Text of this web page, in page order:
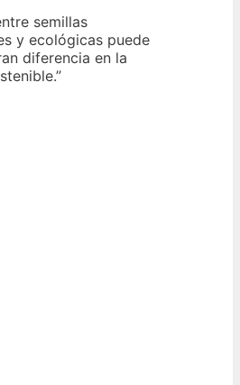
semillas
y ecológicas puede
diferencia en la